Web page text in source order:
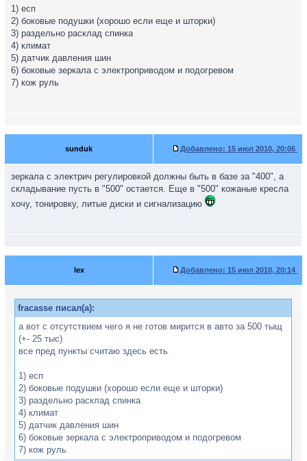
1) есп
2) боковые подушки (хорошо если еще и шторки)
3) раздельно расклад спинка
4) климат
5) датчик давления шин
6) боковые зеркала с электроприводом и подогревом
7) кож руль
sunduk Добавлено: 15 июл 2010, 20:06
зеркала с электрич регулировкой должны быть в базе за "400", а
складывание пусть в "500" остается. Еще в "500" кожаные кресла
хочу, тонировку, литые диски и сигнализацию
lex Добавлено: 15 июл 2010, 20:14
fracasse писал(а):
а вот с отсутствием чего я не готов мирится в авто за 500 тыщ
(+- 25 тыс)
все пред пункты считаю здесь есть
1) есп
2) боковые подушки (хорошо если еще и шторки)
3) раздельно расклад спинка
4) климат
5) датчик давления шин
6) боковые зеркала с электроприводом и подогревом
7) кож руль